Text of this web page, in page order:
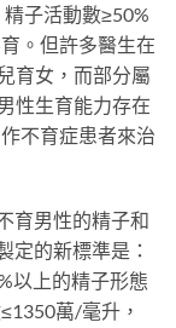
子活動數≥50%
。但許多醫生在
育女，而部分屬
性生育能力存在
不育症患者來治
男性的精子和
定的新標準是：
以上的精子形態
萬/毫升，